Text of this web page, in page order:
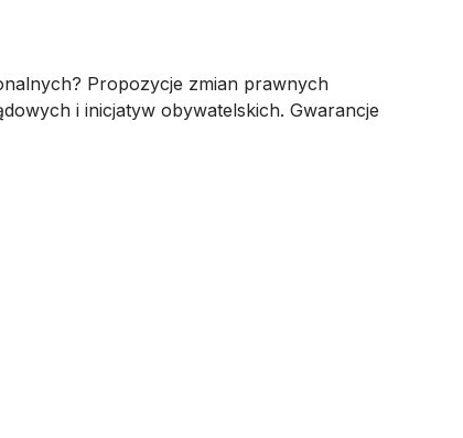
Propozycje zmian prawnych
i inicjatyw obywatelskich. Gwarancje